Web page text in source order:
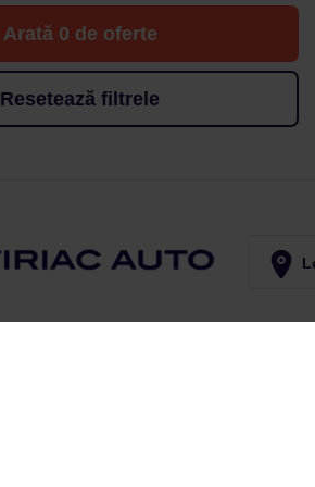
Arată 0 de oferte
Resetează filtrele